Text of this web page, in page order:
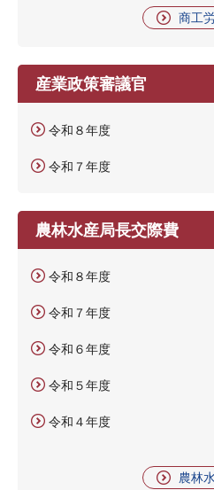
商工
産業政策審議官
令和８年度
令和７年度
農林水産局長交際費
令和８年度
令和７年度
令和６年度
令和５年度
令和４年度
農林